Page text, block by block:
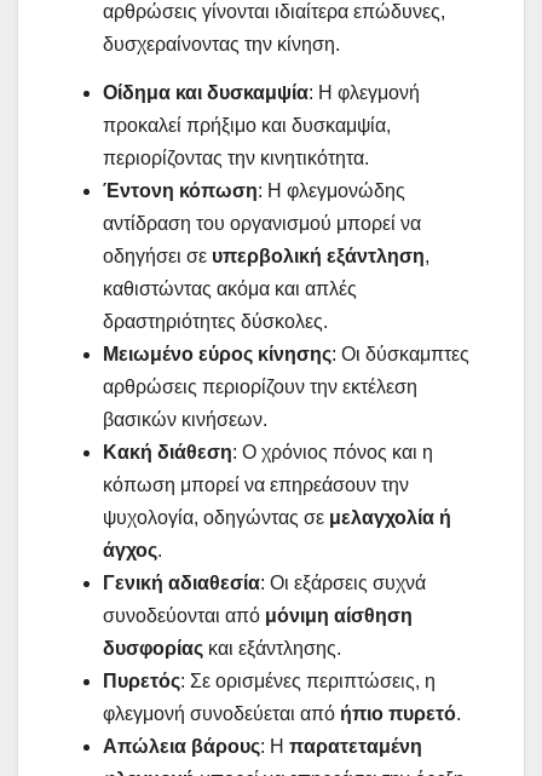
αρθρώσεις γίνονται ιδιαίτερα επώδυνες,
δυσχεραίνοντας την κίνηση.
Οίδημα και δυσκαμψία: Η φλεγμονή
προκαλεί πρήξιμο και δυσκαμψία,
περιορίζοντας την κινητικότητα.
Έντονη κόπωση: Η φλεγμονώδης
αντίδραση του οργανισμού μπορεί να
οδηγήσει σε υπερβολική εξάντληση,
καθιστώντας ακόμα και απλές
δραστηριότητες δύσκολες.
Μειωμένο εύρος κίνησης: Οι δύσκαμπτες
αρθρώσεις περιορίζουν την εκτέλεση
βασικών κινήσεων.
Κακή διάθεση: Ο χρόνιος πόνος και η
κόπωση μπορεί να επηρεάσουν την
ψυχολογία, οδηγώντας σε μελαγχολία ή
άγχος.
Γενική αδιαθεσία: Οι εξάρσεις συχνά
συνοδεύονται από μόνιμη αίσθηση
δυσφορίας και εξάντλησης.
Πυρετός: Σε ορισμένες περιπτώσεις, η
φλεγμονή συνοδεύεται από ήπιο πυρετό.
Απώλεια βάρους: Η παρατεταμένη